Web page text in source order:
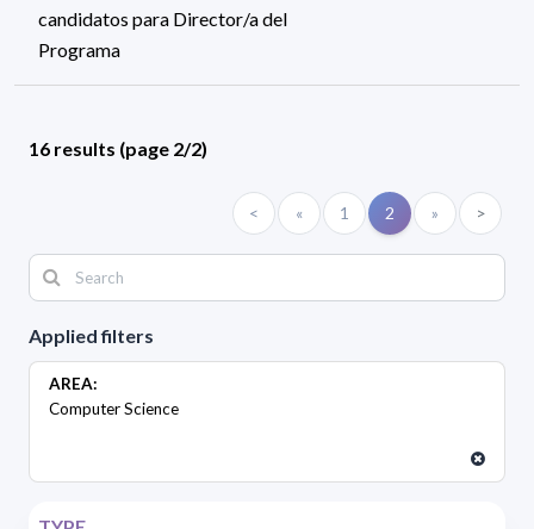
Applied filters
AREA:
Computer Science
candidatos para Director/a del
Programa
16 results (page 2/2)
< « 1 2 » >